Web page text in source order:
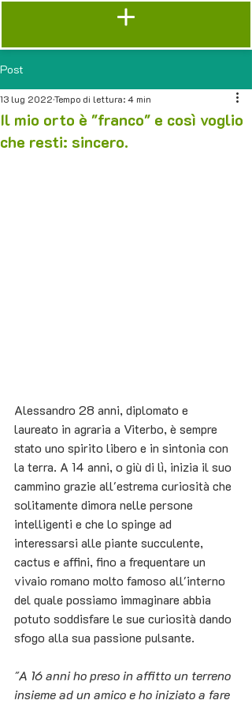
Post
Il mio orto è "franco" e così voglio
che resti: sincero.
13 lug 2022Tempo di lettura: 4 min
Alessandro 28 anni, diplomato e
laureato in agraria a Viterbo, è sempre
stato uno spirito libero e in sintonia con
la terra. A 14 anni, o giù di lì, inizia il suo
cammino grazie all'estrema curiosità che
solitamente dimora nelle persone
intelligenti e che lo spinge ad
interessarsi alle piante succulente,
cactus e affini, fino a frequentare un
vivaio romano molto famoso all'interno
del quale possiamo immaginare abbia
potuto soddisfare le sue curiosità dando
sfogo alla sua passione pulsante.
"A 16 anni ho preso in affitto un terreno
insieme ad un amico e ho iniziato a fare